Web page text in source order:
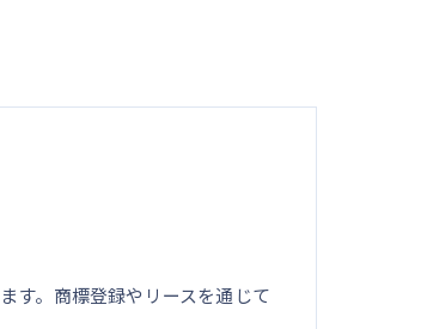
す。商標登録やリースを通じて